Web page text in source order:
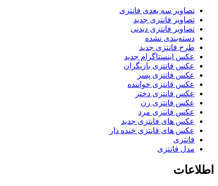
تصاویر سه بعدی فانتزی
تصاویر فانتزی جدید
تصاویر فانتزی دیدنی
دسته‌بندی نشده
طرح فانتزی جدید
عکس اینستاگرام جدید
عکس فانتزی بازیگران
عکس فانتزی پسر
عکس فانتزی خواننده
عکس فانتزی دختر
عکس فانتزی زن
عکس فانتزی مرد
عکس های فانتزی جدید
عکس های فانتزی خنده دار
فانتزی
مدل فانتزی
اطلاعات